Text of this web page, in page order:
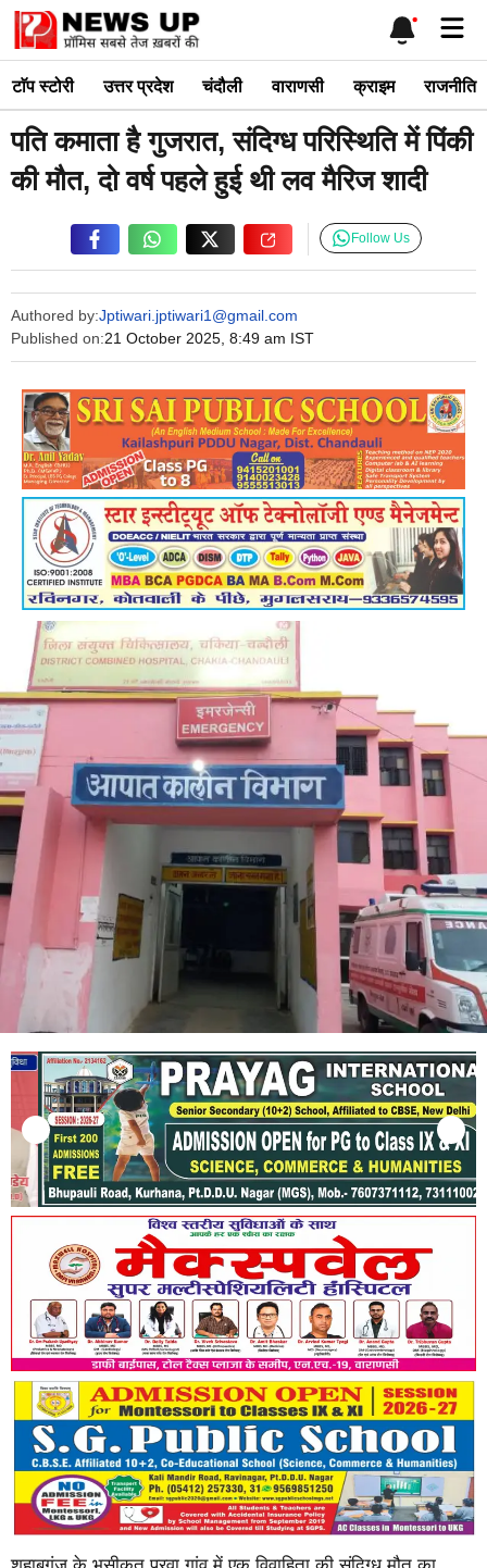
Skip
content
टाॅप स्टोरी उत्तर प्रदेश चंदौली वाराणसी क्राइम राजनीति
पति कमाता है गुजरात, संदिग्ध परिस्थिति में पिंकी
की मौत, दो वर्ष पहले हुई थी लव मैरिज शादी
Authored by:Jptiwari.jptiwari1@gmail.com
Published on:21 October 2025, 8:49 am IST
Follow Us